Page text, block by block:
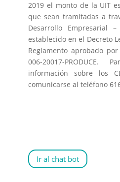
2019 el monto de la UIT
que sean tramitadas a
Desarrollo Empresarial
establecido en el Decreto
Reglamento aprobado
006-20017-PRODUCE.
información sobre los
comunicarse al teléfono
Ir al chat bot